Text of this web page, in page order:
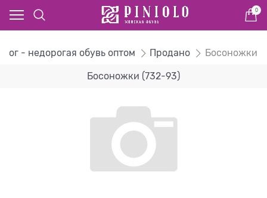
0
- недорогая обувь оптом Продано Босоножки
Босоножки (732-93)